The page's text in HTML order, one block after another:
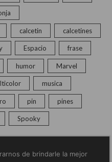
calcetin calcetines
Espacio frase
humor Marvel
musica
pin pines
Spooky
de brindarle la mejor